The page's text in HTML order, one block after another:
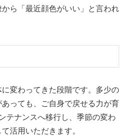
ら「最近顔色がいい」と言われ
変わってきた段階です。多少の
っても、ご自身で戻せる力が育
テナンスへ移行し、季節の変わ
活用いただきます。